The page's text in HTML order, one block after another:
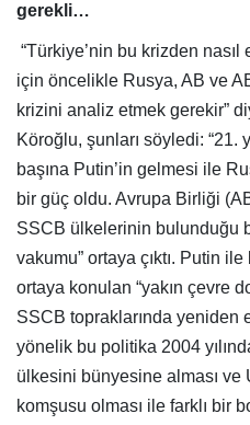
gerekli…
“Türkiye’nin bu krizden
için öncelikle Rusya, AB ve
krizini analiz etmek gerekir”
Köroğlu, şunları söyledi: “21.
başına Putin’in gelmesi ile
bir güç oldu. Avrupa Birliği
SSCB ülkelerinin bulunduğu
vakumu” ortaya çıktı. Putin
ortaya konulan “yakın çevre
SSCB topraklarında yeniden
yönelik bu politika 2004
ülkesini bünyesine alması ve
komşusu olması ile farklı bir